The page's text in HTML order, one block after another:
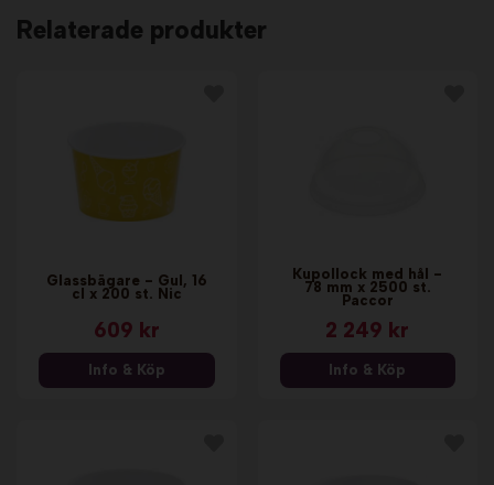
Relaterade produkter
Glassbägare - Gul, 16
cl x 200 st. Nic
609 kr
Info & Köp
Kupollock med hål -
78 mm x 2500 st.
Paccor
2 249 kr
Info & Köp